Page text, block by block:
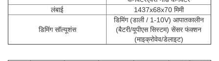
लंबाई
1437x68x70 मिमी
डिमिंग सॉल्यूशंस
डिमिंग (डाली / 1-10V) आपातकालीन
(बैटरी/यूपीएस सिस्टम) सेंसर फंक्शन
(माइक्रोवेव/डेलाइट)